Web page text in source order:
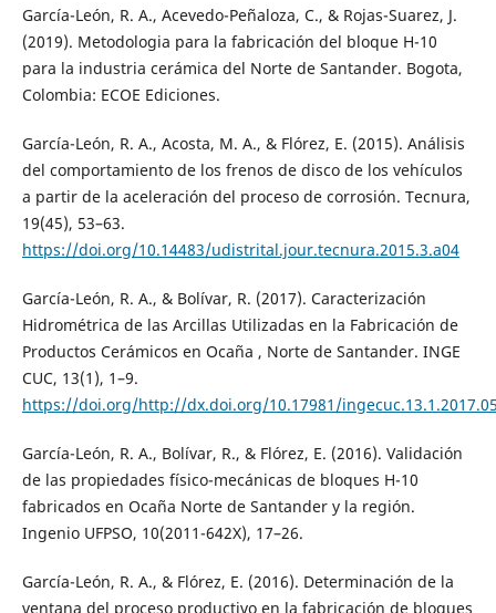
García-León, R. A., Acevedo-Peñaloza, C., & Rojas-Suarez, J.
(2019). Metodologia para la fabricación del bloque H-10
para la industria cerámica del Norte de Santander. Bogota,
Colombia: ECOE Ediciones.
García-León, R. A., Acosta, M. A., & Flórez, E. (2015). Análisis
del comportamiento de los frenos de disco de los vehículos
a partir de la aceleración del proceso de corrosión. Tecnura,
19(45), 53–63.
https://doi.org/10.14483/udistrital.jour.tecnura.2015.3.a04
García-León, R. A., & Bolívar, R. (2017). Caracterización
Hidrométrica de las Arcillas Utilizadas en la Fabricación de
Productos Cerámicos en Ocaña , Norte de Santander. INGE
CUC, 13(1), 1–9.
https://doi.org/http://dx.doi.org/10.17981/
García-León, R. A., Bolívar, R., & Flórez, E. (2016). Validación
de las propiedades físico-mecánicas de bloques H-10
fabricados en Ocaña Norte de Santander y la región.
Ingenio UFPSO, 10(2011-642X), 17–26.
García-León, R. A., & Flórez, E. (2016). Determinación de la
ventana del proceso productivo en la fabricación de bloques